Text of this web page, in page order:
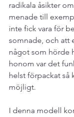
radikala åsikter
menade till
inte fick vara för
somnade, och att
något som hörde
honom var det
helst förpackat så
möjligt.
I denna modell